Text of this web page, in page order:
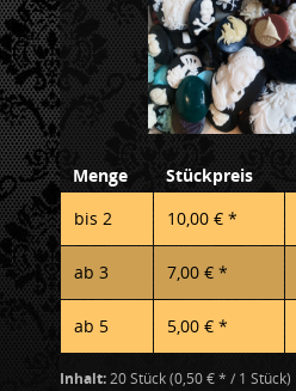
Menge Stückpreis
bis 2 10,00 € *
ab 3 7,00 € *
ab 5 5,00 € *
Inhalt:20 Stück (0,50 € * / 1 Stück)